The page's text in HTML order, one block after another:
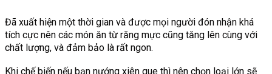
Đã xuất hiện một thời gian và được mọi người đón nhận khá
tích cực nên các món ăn từ răng mực cũng tăng lên cùng với
chất lượng, và đảm bảo là rất ngon.
Khi chế biến nếu bạn nướng xiên que thì nên chọn loại lớn sẽ